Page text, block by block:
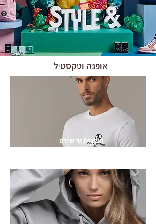
אופנה וטקסטיל
חולצות טי שירט
מגוון חולצות T איכותיות במיתוג אישי